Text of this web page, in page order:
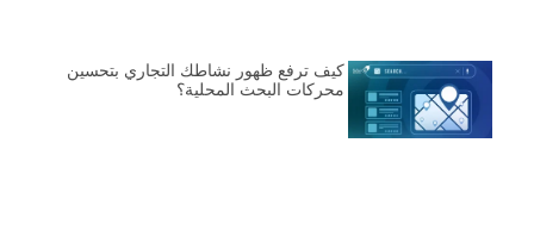
كيف ترفع ظهور نشاطك التجاري بتحسين
محركات البحث المحلية؟